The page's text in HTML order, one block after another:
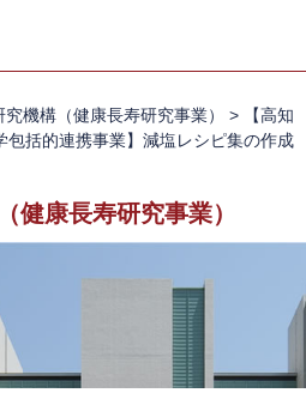
機構（健康長寿研究事業） >
【高知
包括的連携事業】減塩レシピ集の作成
健康長寿研究事業）